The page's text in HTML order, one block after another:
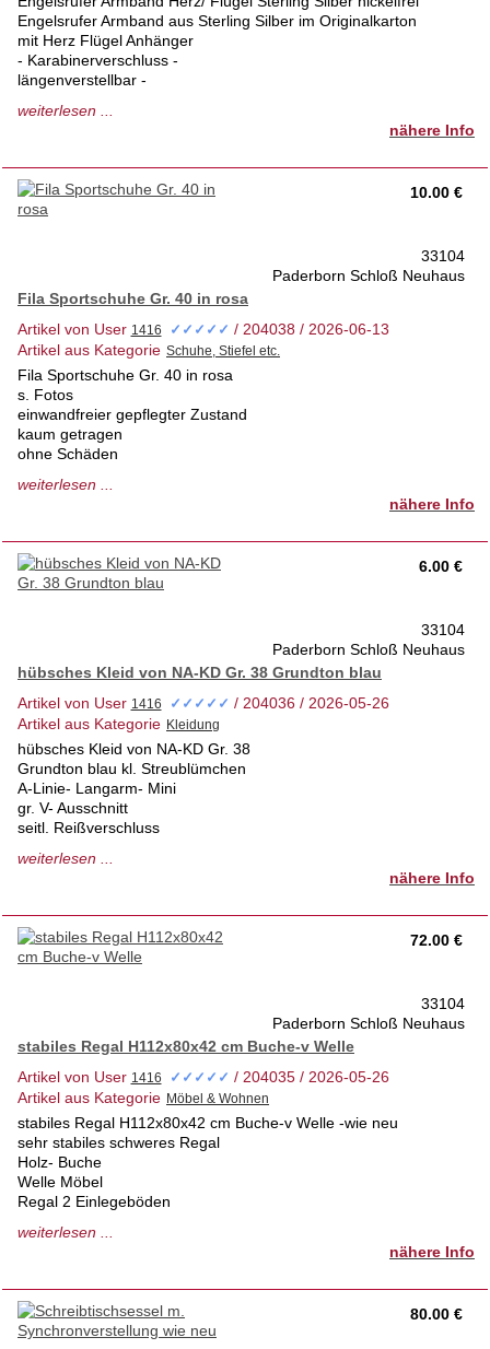
Engelsrufer Armband aus Sterling Silber im Originalkarton
mit Herz Flügel Anhänger
- Karabinerverschluss -
längenverstellbar -
( könnte etwas aufpoliert erden)
tierfreies Nichtraucherhaus 1.Hd.
weiterlesen ...
nähere Info
10.00 €
33104
Paderborn Schloß Neuhaus
Fila Sportschuhe Gr. 40 in rosa
Artikel von User
✓✓✓✓✓ / 204038 / 2026-06-13
Artikel aus Kategorie
Fila Sportschuhe Gr. 40 in rosa
s. Fotos
einwandfreier gepflegter Zustand
kaum getragen
ohne Schäden
Privatverkauf keine Rücknahme
weiterlesen ...
nähere Info
6.00 €
33104
Paderborn Schloß Neuhaus
hübsches Kleid von NA-KD Gr. 38 Grundton blau
Artikel von User
✓✓✓✓✓ / 204036 / 2026-05-26
Artikel aus Kategorie
hübsches Kleid von NA-KD Gr. 38
Grundton blau kl. Streublümchen
A-Linie- Langarm- Mini
gr. V- Ausschnitt
seitl. Reißverschluss
tierfrei- Nichtraucherhaus- 1.Hd.
Versand auf Anfrage
weiterlesen ...
nähere Info
72.00 €
33104
Paderborn Schloß Neuhaus
stabiles Regal H112x80x42 cm Buche-v Welle
Artikel von User
✓✓✓✓✓ / 204035 / 2026-05-26
Artikel aus Kategorie
stabiles Regal H112x80x42 cm Buche-v Welle -wie neu
sehr stabiles schweres Regal
Holz- Buche
Welle Möbel
Regal 2 Einlegeböden
Breite 80 cm
tierfreies- Nichtraucherhaus 1. Hd
Privatverkauf- keine Rücknahme
nur Abholung möglich
weiterlesen ...
nähere Info
80.00 €